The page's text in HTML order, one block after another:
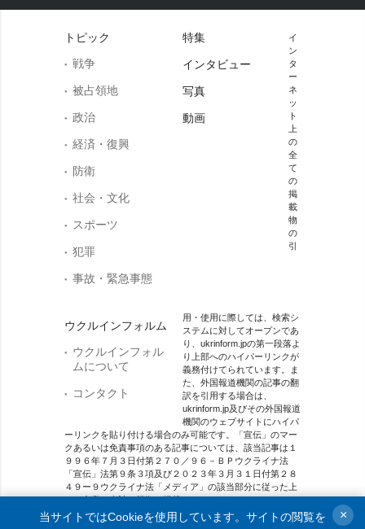
トピック
戦争
被占領地
政治
経済・復興
防衛
社会・文化
スポーツ
犯罪
事故・緊急事態
ウクルインフォルム
ウクルインフォル
ムについて
コンタクト
特集
インタビュー
写真
動画
イ
ン
タ
ー
ネ
ッ
ト
上
の
全
て
の
掲
載
物
の
引
用・使用に際しては、検索シ
ステムに対してオープンであ
り、ukrinform.jpの第一段落よ
り上部へのハイパーリンクが
義務付けてられています。ま
た、外国報道機関の記事の翻
訳を引用する場合は、
ukrinform.jp及びその外国報道
機関のウェブサイトにハイパ
ーリンクを貼り付ける場合のみ可能です。「宣伝」のマー
クあるいは免責事項のある記事については、該当記事は１
９９６年７月３日付第２７０／９６－ＢＰウクライナ法
「宣伝」法第９条３項及び２０２３年３月３１日付第２８
４９ー９ウクライナ法「メディア」の該当部分に従った上
で、合意／会計を根拠に掲載されています。
オンラインメディア主体 メディア識別番号：R40-01421.
当サイトではCookieを使用しています。サイトの閲覧を
×